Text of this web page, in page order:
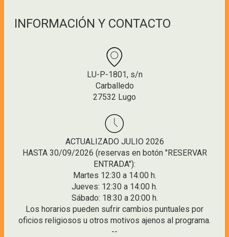
INFORMACIÓN Y CONTACTO
LU-P-1801, s/n
Carballedo
27532 Lugo
ACTUALIZADO JULIO 2026
HASTA 30/09/2026 (reservas en botón "RESERVAR
ENTRADA"):
Martes 12:30 a 14:00 h.
Jueves: 12:30 a 14:00 h.
Sábado: 18:30 a 20:00 h.
Los horarios pueden sufrir cambios puntuales por
oficios religiosos u otros motivos ajenos al programa.
--